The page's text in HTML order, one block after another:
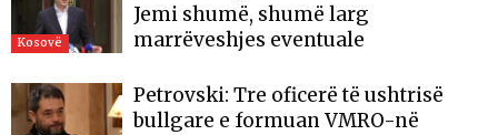
Kosovë
Jemi shumë, shumë larg
marrëveshjes eventuale
Petrovski: Tre oficerë të ushtrisë
bullgare e formuan VMRO-në